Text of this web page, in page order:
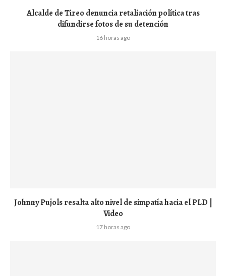
Alcalde de Tireo denuncia retaliación política tras
difundirse fotos de su detención
16 horas ago
Johnny Pujols resalta alto nivel de simpatía hacia el PLD |
Video
17 horas ago